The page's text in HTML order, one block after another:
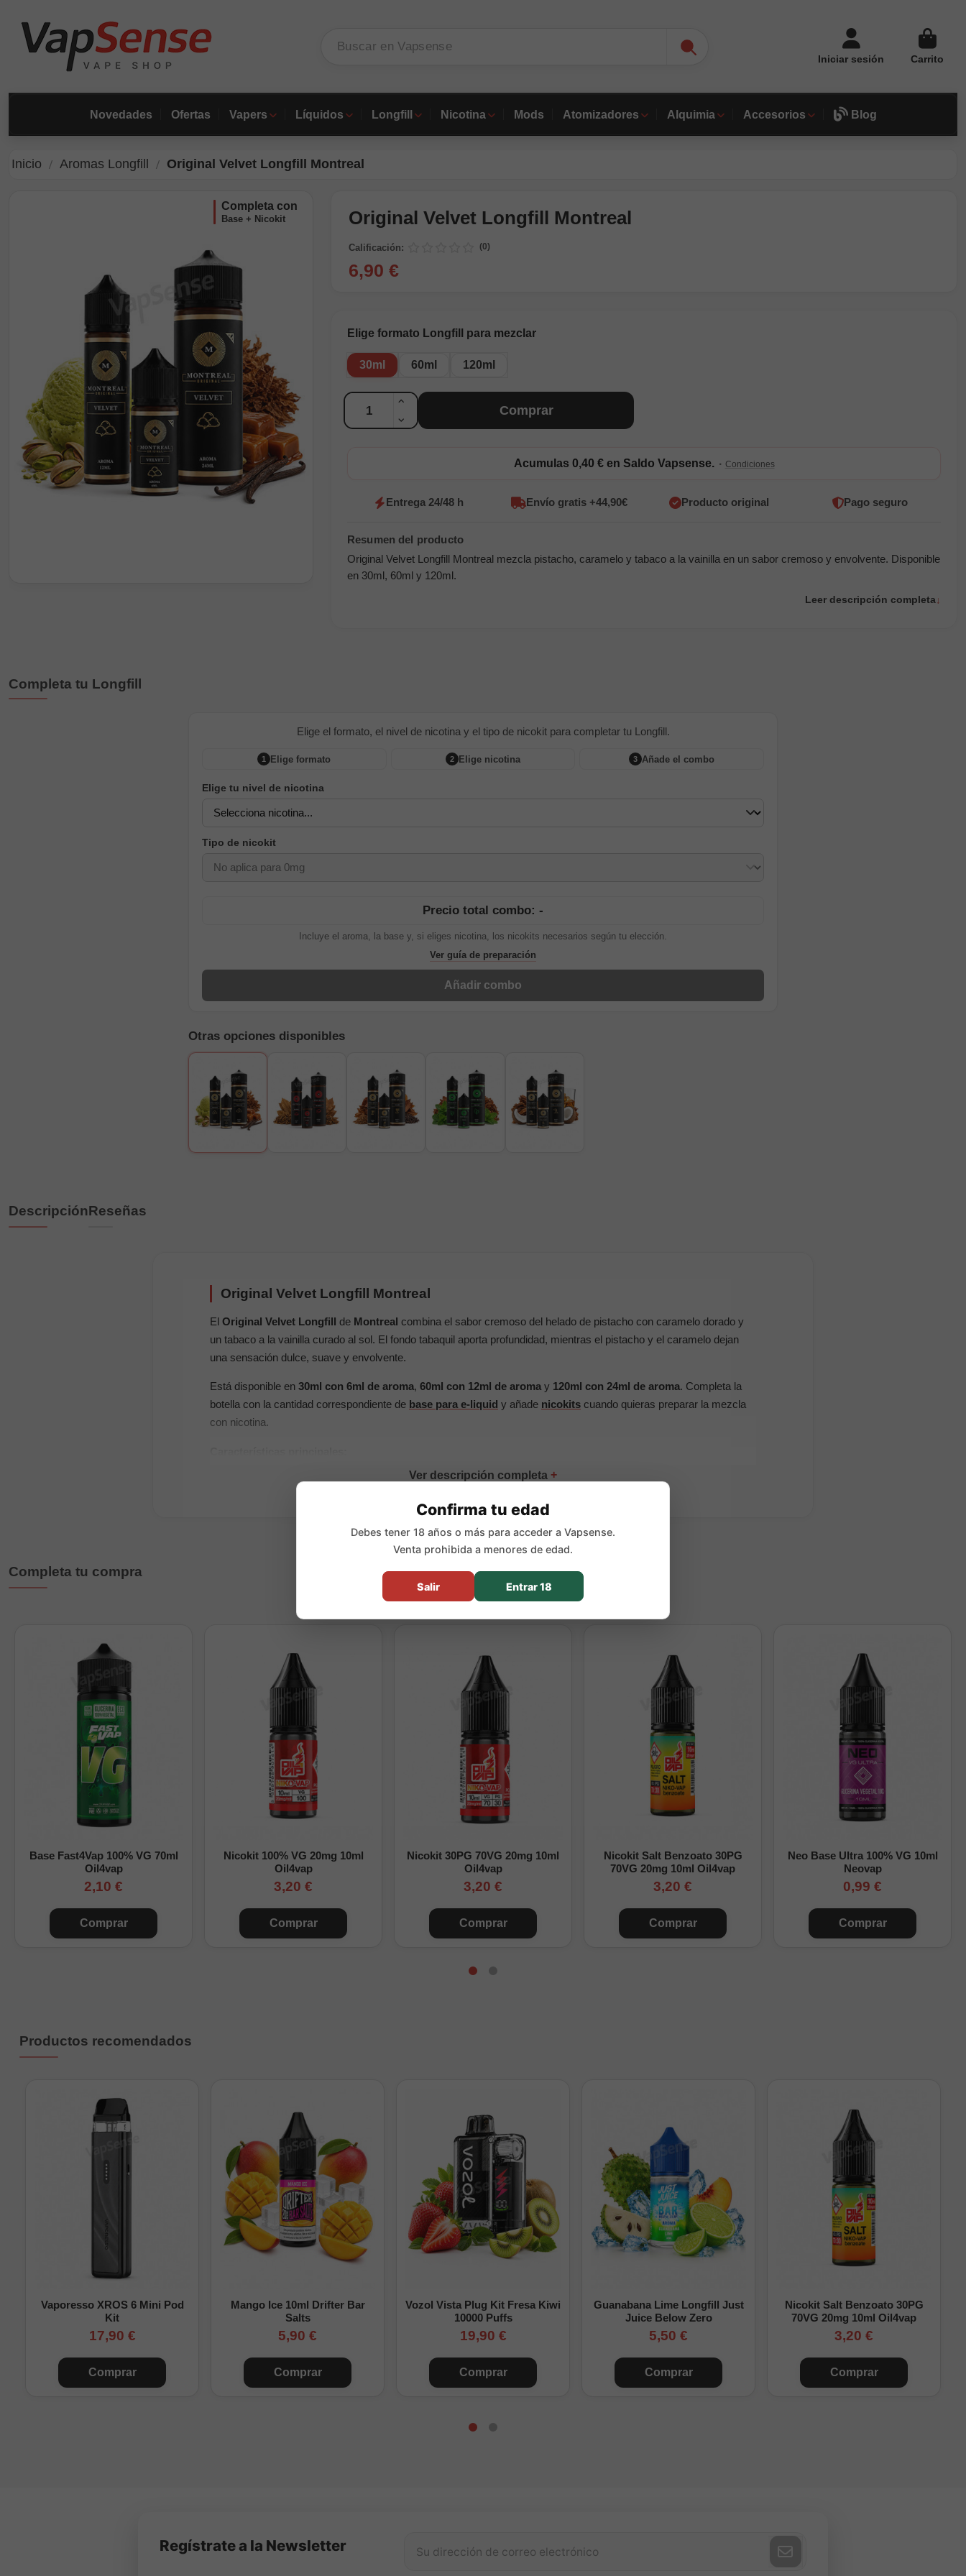
Iniciar sesión Carrito
Novedades Ofertas Vapers Líquidos Longfill Nicotina Mods Atomizadores Alquimia Accesorios Blog
Inicio Aromas Longfill Original Velvet Longfill Montreal
completa con
Base + Nicokit Original Velvet Longfill Montreal
Calificación: (0)
6,90 €
Elige formato Longfill para mezclar
30ml 60ml 120ml
Cantidad
Comprar
Acumulas 0,40 € en Saldo Vapsense. · Condiciones
Entrega 24/48 h Envío gratis +44,90€ Producto original Pago seguro
Original Velvet Longfill Montreal mezcla pistacho, caramelo y tabaco a la vainilla en un sabor cremoso y envolvente. Disponible
en 30ml, 60ml y 120ml.
Leer descripción completa
Completa tu Longfill
Elige el formato, el nivel de nicotina y el tipo de nicokit para completar tu Longfill.
1 Elige formato 2 Elige nicotina 3 Añade el combo
Elige tu nivel de nicotina
Tipo de nicokit
Precio total combo: -
Incluye el aroma, la base y, si eliges nicotina, los nicokits necesarios según tu elección.
Ver guía de preparación
Añadir combo
Otras opciones disponibles
DescripciónReseñas
Original Velvet Longfill Montreal
El Original Velvet Longfill de Montreal combina el sabor cremoso del helado de pistacho con caramelo dorado y
un tabaco a la vainilla curado al sol. El fondo tabaquil aporta profundidad, mientras el pistacho y el caramelo dejan
una sensación dulce, suave y envolvente.
Está disponible en 30ml con 6ml de aroma, 60ml con 12ml de aromay 120ml con 24ml de aroma. Completa la
botella con la cantidad correspondiente de base para e-liquid y añade nicokits cuando quieras preparar la mezcla
con nicotina.
Montreal
aroma Longfill concentrado
helado de pistacho, caramelo dorado y tabaco a la vainilla curado al sol
30ml con 6ml de aroma, 60ml con 12ml de aroma y 120ml con 24ml de aroma
24ml en 30ml, 48ml en 60ml y 96ml en 120ml
20% en los tres formatos
Base del aroma:100% PG
Cómo preparar este Longfill:
componentes. Consulta nuestra
guía para preparar un Longfill para seguir el proceso completo paso a paso.
Tabla orientativa de preparación
Nicokits
Preparación para 30ml con 6ml de aroma
1 6,7mg/ml
Preparación para 60ml con 12ml de aroma
0
6 10mg/ml
15mg/ml
Nicokits de 10ml a 20mg/ml. Ajusta la base según la proporción VG/PG elegida.
Importante:Original Velvet es un aroma Longfill concentrado y no debe vapearse directamente. Debes completar la
botella con base y, si quieres añadir nicotina, con nicokits.
Completa tu compra
Base Fast4Vap 100% VG 70ml
Oil4vap
2,10 €
Comprar
Nicokit 100% VG 20mg 10ml
Oil4vap
3,20 €
Comprar
Nicokit 30PG 70VG 20mg 10ml
Oil4vap
3,20 €
Comprar
Nicokit Salt Benzoato 30PG
70VG 20mg 10ml Oil4vap
3,20 €
Comprar
Neo Base Ultra 100% VG 10ml
Neovap
0,99 €
Comprar
Productos recomendados
Vaporesso XROS 6 Mini Pod
Kit
17,90 €
Comprar
Mango Ice 10ml Drifter Bar
Salts
5,90 €
Comprar
Vozol Vista Plug Kit Fresa Kiwi
10000 Puffs
19,90 €
Comprar
Guanabana Lime Longfill Just
Juice Below Zero
5,50 €
Comprar
Nicokit Salt Benzoato 30PG
70VG 20mg 10ml Oil4vap
3,20 €
Comprar
Regístrate a la Newsletter
Confirma tu edad
Debes tener 18 años o más para acceder a Vapsense.
Venta prohibida a menores de edad.
Salir Entrar 18